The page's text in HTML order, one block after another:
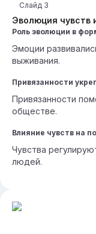
Эволюция чувств
Слайд 3
Роль эволюции в
Эмоции
выживания.
Привязанности
Привязанности
обществе.
Влияние чувств на
Чувства
людей.